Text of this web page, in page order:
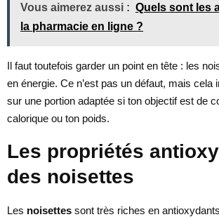
Vous aimerez aussi : Quels sont les
la pharmacie en ligne ?
Il faut toutefois garder un point en tête : les
en énergie. Ce n’est pas un défaut, mais cela
sur une portion adaptée si ton objectif est de
calorique ou ton poids.
Les propriétés
des noisettes
Les noisettes sont très riches en